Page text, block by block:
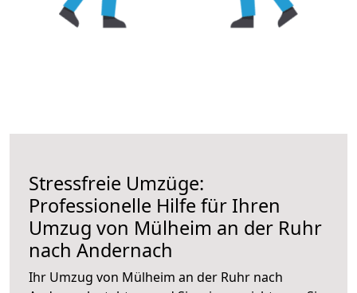
Stressfreie Umzüge:
Professionelle Hilfe für Ihren
Umzug von Mülheim an der Ruhr
nach Andernach
Ihr Umzug von Mülheim an der Ruhr nach